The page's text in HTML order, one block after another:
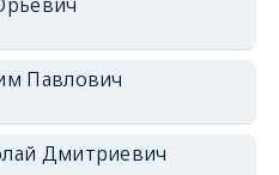
Павлович
Дмитриевич